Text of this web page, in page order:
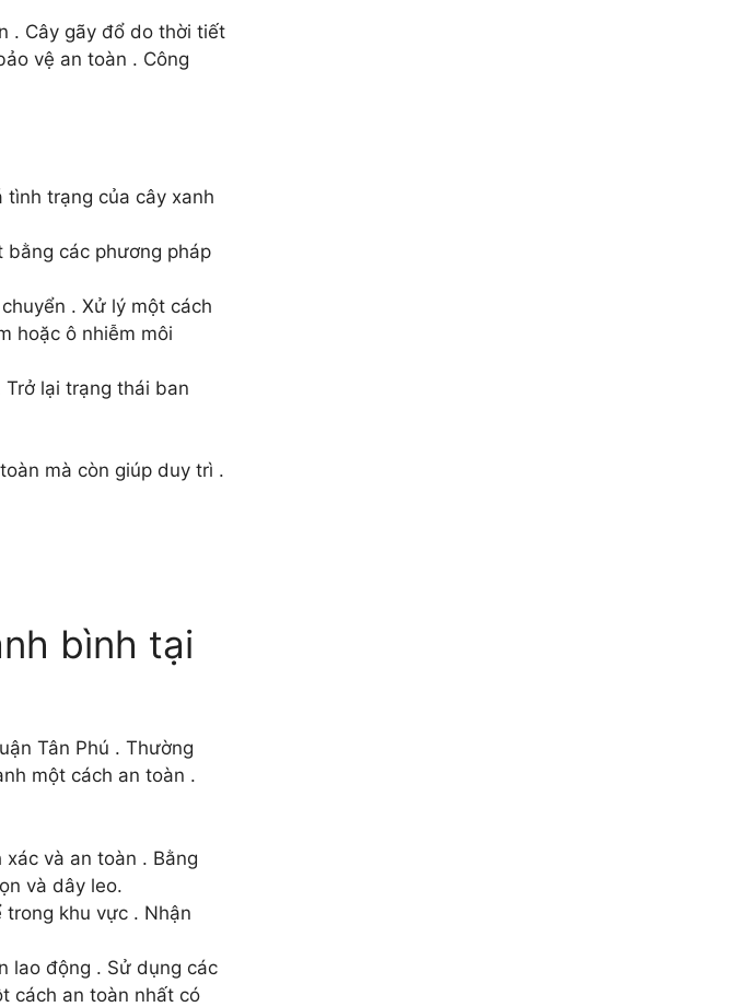
. Cây gãy đổ do thời tiết
vệ an toàn . Công
trạng của cây xanh
bằng các phương pháp
. Xử lý một cách
hoặc ô nhiễm môi
lại trạng thái ban
mà còn giúp duy trì .
bình tại
Tân Phú . Thường
một cách an toàn .
và an toàn . Bằng
và dây leo.
khu vực . Nhận
lao động . Sử dụng các
cách an toàn nhất có